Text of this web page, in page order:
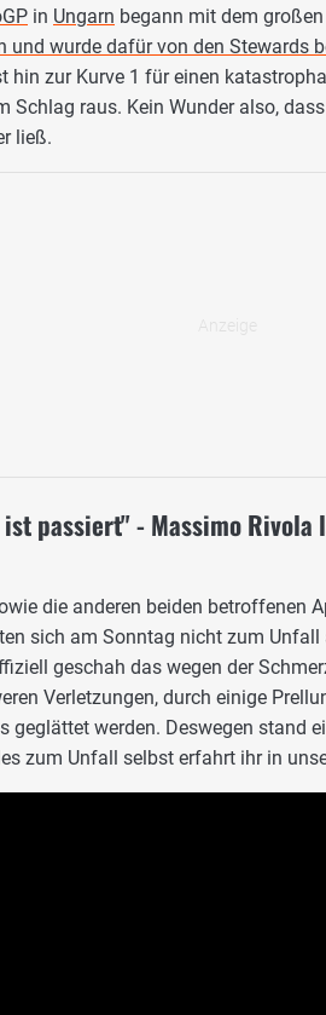
in Ungarn begann mit dem
und wurde dafür von den Stewards
hin zur Kurve 1 für einen
Schlag raus. Kein Wunder also,
ließ.
passiert" - Massimo
die anderen beiden betroffenen
sich am Sonntag nicht zum
geschah das wegen der
Verletzungen, durch einige
geglättet werden. Deswegen stand
zum Unfall selbst erfahrt ihr in